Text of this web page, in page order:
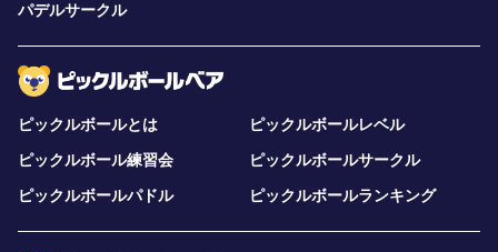
パデルサークル
ピックルボールとは
ピックルボールレベル
ピックルボール練習会
ピックルボールサークル
ピックルボールパドル
ピックルボールランキング